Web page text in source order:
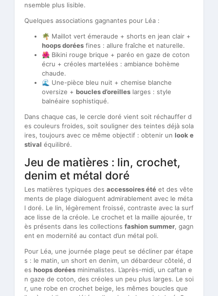
nsemble plus lisible.
Quelques associations gagnantes pour Léa :
🌴 Maillot vert émeraude + shorts en jean clair +
hoops dorées fines : allure fraîche et naturelle.
🌺 Bikini rouge brique + paréo en gaze de coton
écru + créoles martelées : ambiance bohème
chaude.
🌊 Une-pièce bleu nuit + chemise blanche
oversize + boucles d’oreilles larges : style
balnéaire sophistiqué.
Dans chaque cas, le cercle doré vient soit réchauffer d
es couleurs froides, soit souligner des teintes déjà sola
ires, toujours avec ce même objectif : obtenir un look e
stival équilibré.
Jeu de matières : lin, crochet,
denim et métal doré
Les matières typiques des accessoires été et des vête
ments de plage dialoguent admirablement avec le méta
l doré. Le lin, légèrement froissé, contraste avec la surf
ace lisse de la créole. Le crochet et la maille ajourée, tr
ès présents dans les collections fashion summer, gagn
ent en modernité au contact d’un métal poli.
Pour Léa, une journée plage peut se décliner par étape
s : le matin, un short en denim, un débardeur côtelé, d
es hoops dorées minimalistes. L’après-midi, un caftan e
n gaze de coton, des créoles un peu plus larges. Le soi
r, une robe en crochet beige, les mêmes boucles que